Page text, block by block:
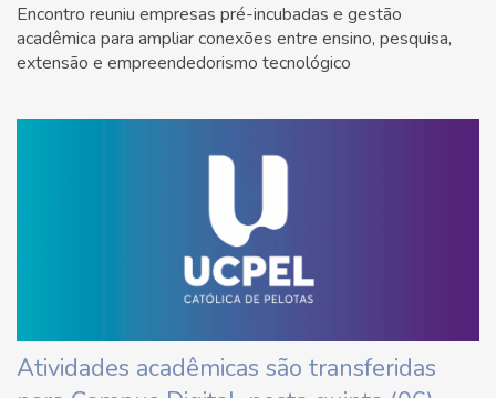
Encontro reuniu empresas pré-incubadas e gestão
acadêmica para ampliar conexões entre ensino, pesquisa,
extensão e empreendedorismo tecnológico
Atividades acadêmicas são transferidas